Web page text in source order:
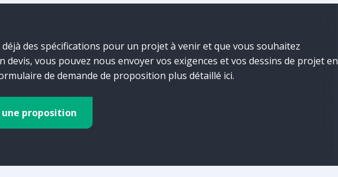
déjà des spécifications pour un projet à venir et que vous souhaitez
devis, vous pouvez nous envoyer vos exigences et vos dessins de projet en
de demande de proposition plus détaillé ici.
proposition